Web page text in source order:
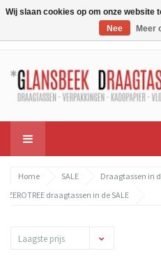
Home SALE
Draagtassen in
ZEROTREE draagtassen in de SALE
Laagste prijs
Wij slaan cookies op om onze website
Nee
Meer